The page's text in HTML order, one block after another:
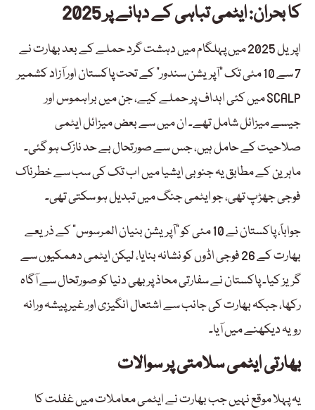
2025 کا بحران: ایٹمی تباہی کے دہانے پر
اپریل 2025 میں پہلگام میں دہشت گرد حملے کے بعد بھارت نے
7 سے 10 مئی تک “آپریشن سندور” کے تحت پاکستان اور آزاد کشمیر
میں کئی اہداف پر حملے کیے، جن میں براہموس اور SCALP
جیسے میزائل شامل تھے۔ ان میں سے بعض میزائل ایٹمی
صلاحیت کے حامل ہیں، جس سے صورتحال بے حد نازک ہو گئی۔
ماہرین کے مطابق یہ جنوبی ایشیا میں اب تک کی سب سے خطرناک
فوجی جھڑپ تھی، جو ایٹمی جنگ میں تبدیل ہو سکتی تھی۔
جواباً، پاکستان نے 10 مئی کو “آپریشن بنیان المرسوس” کے ذریعے
بھارت کے 26 فوجی اڈوں کو نشانہ بنایا، لیکن ایٹمی دھمکیوں سے
گریز کیا۔ پاکستان نے سفارتی محاذ پر بھی دنیا کو صورتحال سے آگاہ
رکھا، جبکہ بھارت کی جانب سے اشتعال انگیزی اور غیر پیشہ ورانہ
رویہ دیکھنے میں آیا۔
بھارتی ایٹمی سلامتی پر سوالات
یہ پہلا موقع نہیں جب بھارت نے ایٹمی معاملات میں غفلت کا